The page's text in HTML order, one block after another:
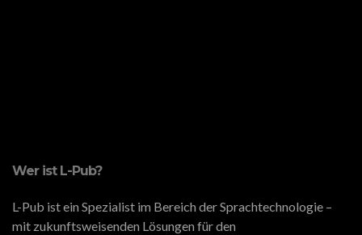
Wer ist L-Pub?
L-Pub ist ein Spezialist im Bereich der Sprachtechnologie –
mit zukunftsweisenden Lösungen für den